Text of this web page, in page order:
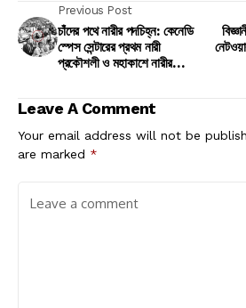
Previous Post
চাঁদের পথে নারীর পদচিহ্ন: কেনেডি
স্পেস সেন্টারের প্রথম নারী
প্রকৌশলী ও মহাকাশে নারীর
Leave A Comment
Your email address will not be
are marked *